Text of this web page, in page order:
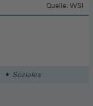
Quelle: WSI
Soziales